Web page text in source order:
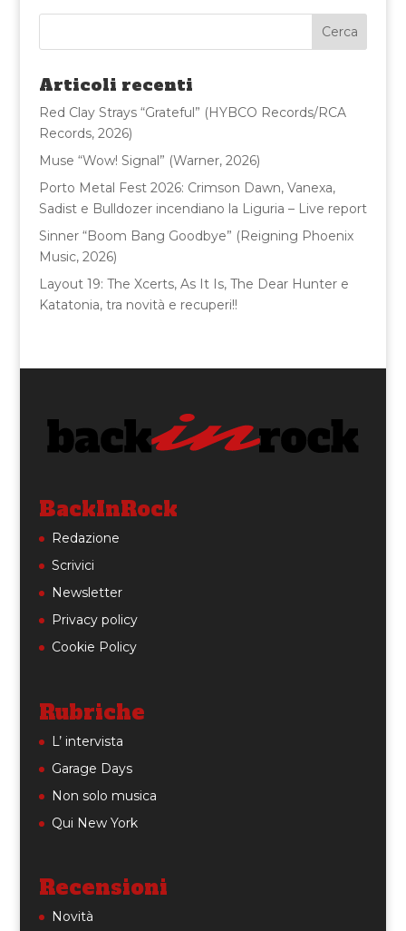
e
b
o
o
k
te
r
l
di
vi
di
Articoli recenti
Red Clay Strays “Grateful” (HYBCO Records/RCA
Records, 2026)
Muse “Wow! Signal” (Warner, 2026)
Porto Metal Fest 2026: Crimson Dawn, Vanexa,
Sadist e Bulldozer incendiano la Liguria – Live report
Sinner “Boom Bang Goodbye” (Reigning Phoenix
Music, 2026)
Layout 19: The Xcerts, As It Is, The Dear Hunter e
Katatonia, tra novità e recuperi!!
BackInRock
Redazione
Scrivici
Newsletter
Privacy policy
Cookie Policy
Rubriche
L’ intervista
Garage Days
Non solo musica
Qui New York
Recensioni
Novità